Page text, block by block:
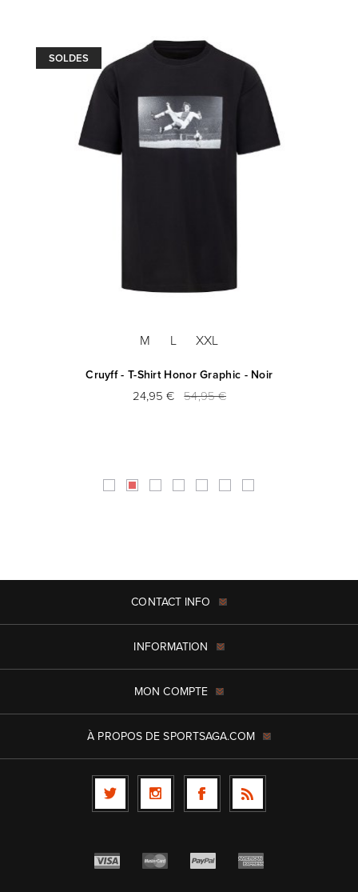
SOLDES
M L XXL
Cruyff - T-Shirt Honor Graphic - Noir
24,95 € 54,95 €
CONTACT INFO
INFORMATION
MON COMPTE
À PROPOS DE SPORTSAGA.COM